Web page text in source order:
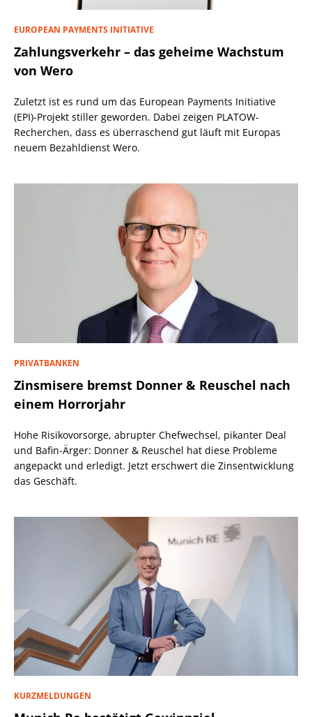
EUROPEAN PAYMENTS INITIATIVE
Zahlungsverkehr – das geheime Wachstum
von Wero
Zuletzt ist es rund um das European Payments Initiative
(EPI)-Projekt stiller geworden. Dabei zeigen PLATOW-
Recherchen, dass es überraschend gut läuft mit Europas
neuem Bezahldienst Wero.
PRIVATBANKEN
Zinsmisere bremst Donner & Reuschel nach
einem Horrorjahr
Hohe Risikovorsorge, abrupter Chefwechsel, pikanter Deal
und Bafin-Ärger: Donner & Reuschel hat diese Probleme
angepackt und erledigt. Jetzt erschwert die Zinsentwicklung
das Geschäft.
KURZMELDUNGEN